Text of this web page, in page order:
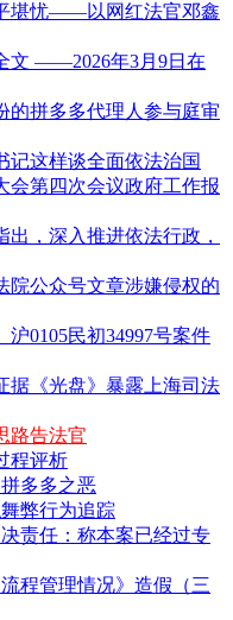
堪忧——以网红法官邓鑫
文 ——2026年3月9日在
的拼多多代理人参与庭审
记这样谈全面依法治国
会第四次会议政府工作报
，深入推进依法行政，
院公众号文章涉嫌侵权的
沪0105民初34997号案件
据《光盘》暴露上海司法
路告法官
程评析
多多之恶
弊行为追踪
责任：称本案已经过专
程管理情况》造假（三